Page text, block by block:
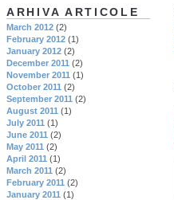
ARHIVA ARTICOLE
March 2012 (2)
February 2012 (1)
January 2012 (2)
December 2011 (2)
November 2011 (1)
October 2011 (2)
September 2011 (2)
August 2011 (1)
July 2011 (1)
June 2011 (2)
May 2011 (2)
April 2011 (1)
March 2011 (2)
February 2011 (2)
January 2011 (1)